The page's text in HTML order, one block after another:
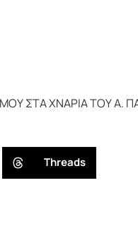
ΣΤΑ ΧΝΑΡΙΑ ΤΟΥ Α.
Threads